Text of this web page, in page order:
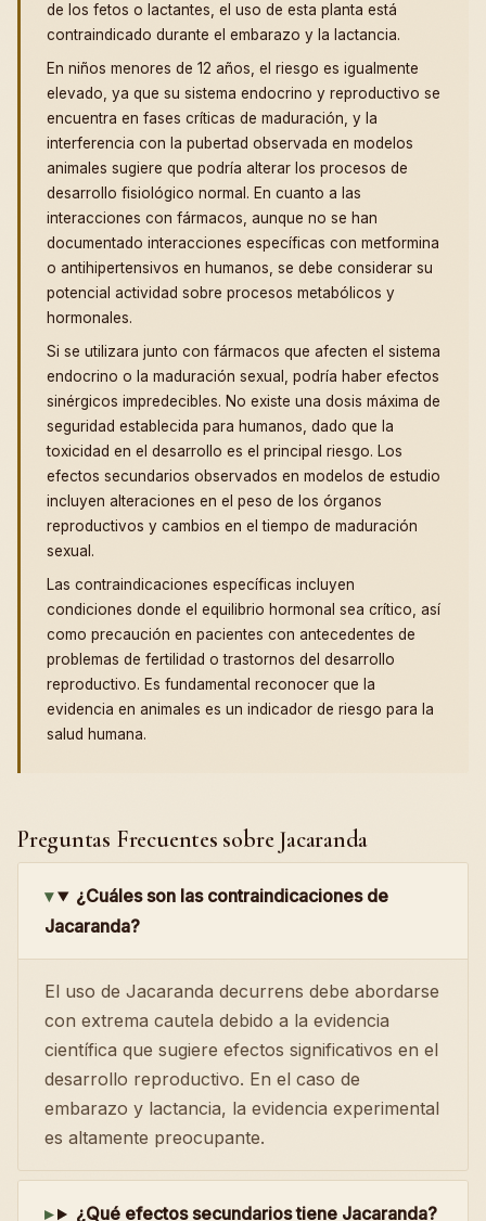
de los fetos o lactantes, el uso de esta planta está
contraindicado durante el embarazo y la lactancia.
En niños menores de 12 años, el riesgo es igualmente
elevado, ya que su sistema endocrino y reproductivo se
encuentra en fases críticas de maduración, y la
interferencia con la pubertad observada en modelos
animales sugiere que podría alterar los procesos de
desarrollo fisiológico normal. En cuanto a las
interacciones con fármacos, aunque no se han
documentado interacciones específicas con metformina
o antihipertensivos en humanos, se debe considerar su
potencial actividad sobre procesos metabólicos y
hormonales.
Si se utilizara junto con fármacos que afecten el sistema
endocrino o la maduración sexual, podría haber efectos
sinérgicos impredecibles. No existe una dosis máxima de
seguridad establecida para humanos, dado que la
toxicidad en el desarrollo es el principal riesgo. Los
efectos secundarios observados en modelos de estudio
incluyen alteraciones en el peso de los órganos
reproductivos y cambios en el tiempo de maduración
sexual.
Las contraindicaciones específicas incluyen
condiciones donde el equilibrio hormonal sea crítico, así
como precaución en pacientes con antecedentes de
problemas de fertilidad o trastornos del desarrollo
reproductivo. Es fundamental reconocer que la
evidencia en animales es un indicador de riesgo para la
salud humana.
Preguntas Frecuentes sobre Jacaranda
¿Cuáles son las contraindicaciones de
Jacaranda?
El uso de Jacaranda decurrens debe abordarse
con extrema cautela debido a la evidencia
científica que sugiere efectos significativos en el
desarrollo reproductivo. En el caso de
embarazo y lactancia, la evidencia experimental
es altamente preocupante.
¿Qué efectos secundarios tiene Jacaranda?